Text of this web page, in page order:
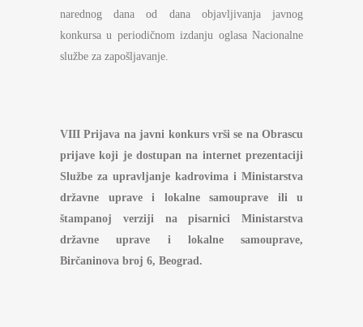
narednog dana od dana objavljivanja javnog
konkursa u periodičnom izdanju oglasa Nacionalne
službe za zapošljavanje.
VIII Prijava na javni konkurs vrši se na Obrascu
prijave koji je dostupan na internet prezentaciji
Službe za upravljanje kadrovima i Ministarstva
državne uprave i lokalne samouprave ili u
štampanoj verziji na pisarnici Ministarstva
državne uprave i lokalne samouprave,
Birčaninova broj 6, Beograd.